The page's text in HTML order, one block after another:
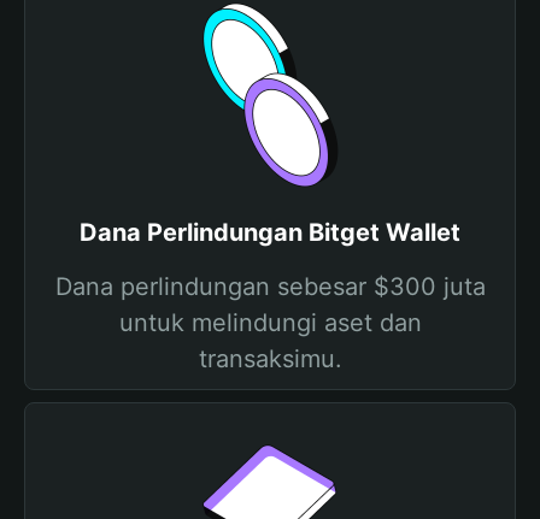
Dana Perlindungan Bitget Wallet
Dana perlindungan sebesar $300 juta
untuk melindungi aset dan
transaksimu.